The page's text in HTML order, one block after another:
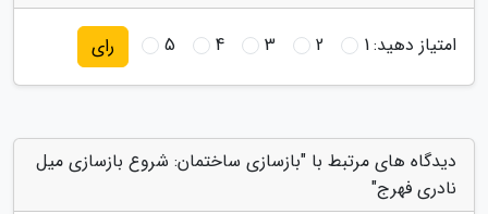
امتیاز دهید:1
2
3
4
5 رای
دیدگاه های مرتبط با "بازسازی ساختمان: شروع بازسازی میل
نادری فهرج"